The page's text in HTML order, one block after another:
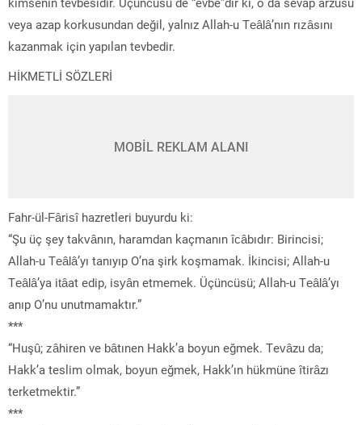
veya azap korkusundan değil, yalnız Allah-u Teâlâ’nın rızâsını
kazanmak için yapılan tevbedir.
HİKMETLİ SÖZLERİ
MOBİL REKLAM ALANI
Fahr-ül-Fârisî hazretleri buyurdu ki:
“Şu üç şey takvânın, haramdan kaçmanın îcâbıdır: Birincisi;
Allah-u Teâlâ’yı tanıyıp O’na şirk koşmamak. İkincisi; Allah-u
Teâlâ’ya itâat edip, isyân etmemek. Üçüncüsü; Allah-u Teâlâ’yı
anıp O’nu unutmamaktır.”
***
“Huşû; zâhiren ve bâtınen Hakk’a boyun eğmek. Tevâzu da;
Hakk’a teslim olmak, boyun eğmek, Hakk’ın hükmüne îtirâzı
terketmektir.”
***